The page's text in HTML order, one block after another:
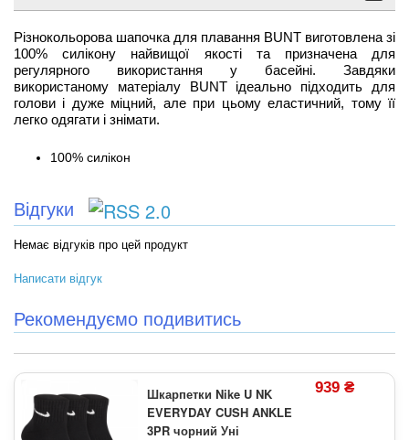
Різнокольорова шапочка для плавання BUNT виготовлена зі
100% силікону найвищої якості та призначена для
регулярного використання у басейні. Завдяки
використаному матеріалу BUNT ідеально підходить для
голови і дуже міцний, але при цьому еластичний, тому її
легко одягати і знімати.
100% силікон
Відгуки
Немає відгуків про цей продукт
Написати відгук
Рекомендуємо подивитись
Шкарпетки Nike U NK
EVERYDAY CUSH ANKLE
3PR чорний Уні
939 ₴